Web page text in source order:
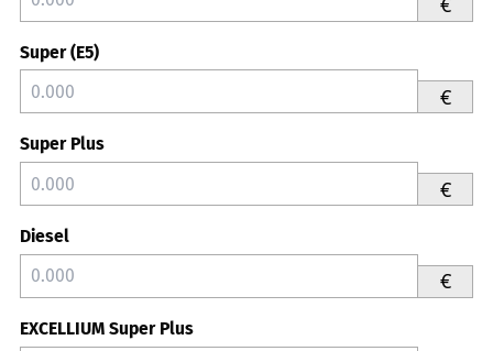
Super (E5)
€
Super Plus
€
Diesel
€
EXCELLIUM Super Plus